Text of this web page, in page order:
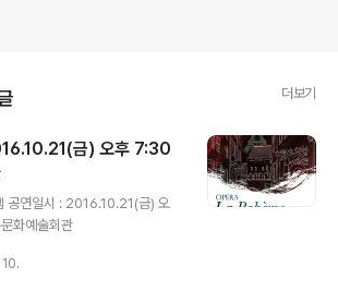
더보기
금) 오후 7:30
공연일시 : 2016.10.21(금) 오
화예술회관